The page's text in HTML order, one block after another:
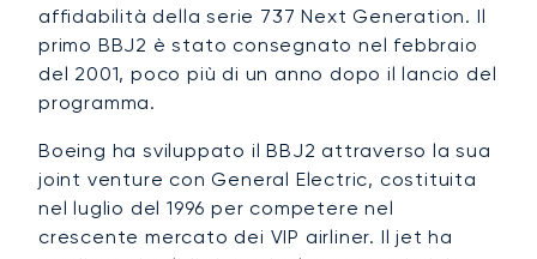
affidabilità della serie 737 Next Generation. Il
primo BBJ2 è stato consegnato nel febbraio
del 2001, poco più di un anno dopo il lancio del
programma.
Boeing ha sviluppato il BBJ2 attraverso la sua
joint venture con General Electric, costituita
nel luglio del 1996 per competere nel
crescente mercato dei VIP airliner. Il jet ha